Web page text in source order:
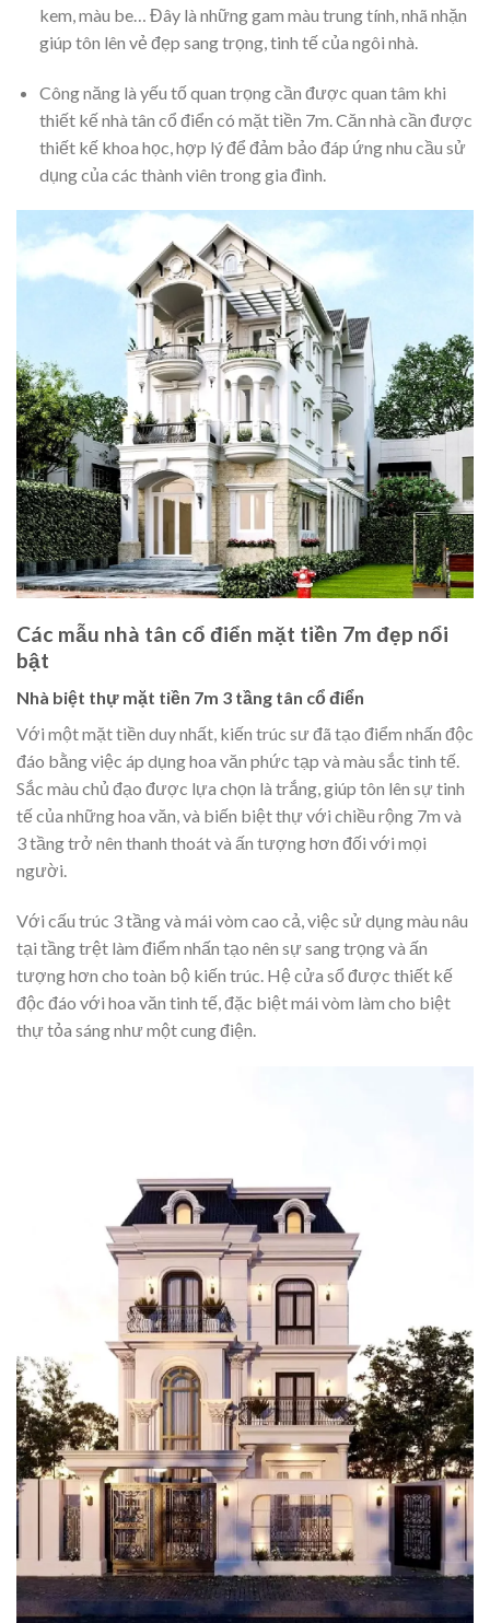
kem, màu be… Đây là những gam màu trung tính, nhã nhặn
giúp tôn lên vẻ đẹp sang trọng, tinh tế của ngôi nhà.
Công năng là yếu tố quan trọng cần được quan tâm khi
thiết kế nhà tân cổ điển có mặt tiền 7m. Căn nhà cần được
thiết kế khoa học, hợp lý để đảm bảo đáp ứng nhu cầu sử
dụng của các thành viên trong gia đình.
Các mẫu nhà tân cổ điển mặt tiền 7m đẹp nổi
bật
Nhà biệt thự mặt tiền 7m 3 tầng tân cổ điển
Với một mặt tiền duy nhất, kiến trúc sư đã tạo điểm nhấn độc
đáo bằng việc áp dụng hoa văn phức tạp và màu sắc tinh tế.
Sắc màu chủ đạo được lựa chọn là trắng, giúp tôn lên sự tinh
tế của những hoa văn, và biến biệt thự với chiều rộng 7m và
3 tầng trở nên thanh thoát và ấn tượng hơn đối với mọi
người.
Với cấu trúc 3 tầng và mái vòm cao cả, việc sử dụng màu nâu
tại tầng trệt làm điểm nhấn tạo nên sự sang trọng và ấn
tượng hơn cho toàn bộ kiến trúc. Hệ cửa sổ được thiết kế
độc đáo với hoa văn tinh tế, đặc biệt mái vòm làm cho biệt
thự tỏa sáng như một cung điện.